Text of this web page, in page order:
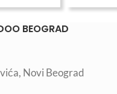
BEOGRAD
Novi Beograd